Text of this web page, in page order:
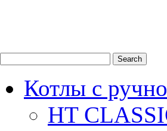
Котлы с
HT